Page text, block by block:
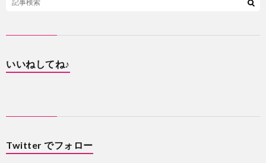
いいねしてね♪
Twitter でフォロー